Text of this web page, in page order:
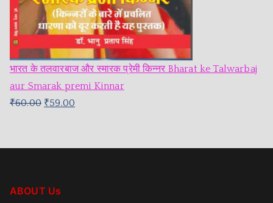
भारत के तलवारबाज और स्मारक प्रेमी किन्नर Bharat ke Talwarbaj
aur Smarak premi Kinnar
₹60.00 ₹59.00
ABOUT Us